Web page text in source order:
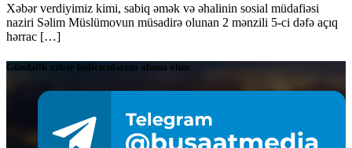
Xəbər verdiyimiz kimi, sabiq əmək və əhalinin sosial müdafiəsi
naziri Səlim Müslümovun müsadirə olunan 2 mənzili 5-ci dəfə açıq
hərrac […]
Gündəlik xəbər bülletenlərinə abunə olun